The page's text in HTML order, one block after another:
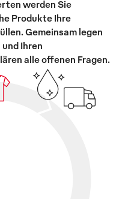
werden Sie
Produkte Ihre
Gemeinsam legen
Ihren
alle offenen Fragen.